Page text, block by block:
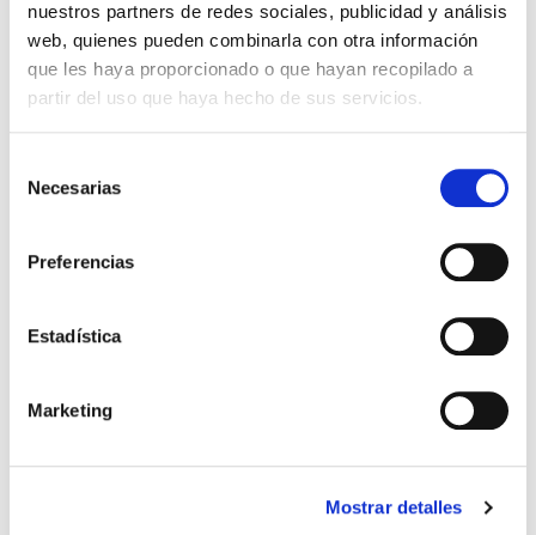
nuestros partners de redes sociales, publicidad y análisis
web, quienes pueden combinarla con otra información
que les haya proporcionado o que hayan recopilado a
partir del uso que haya hecho de sus servicios.
Necesarias
Preferencias
Estadística
Marketing
Mostrar detalles
8. ZONAS INDUSTRIALES
9. AUTOVIAS / AUTOPISTAS
Expertos en
desarrollo de
iluminación
inteligente